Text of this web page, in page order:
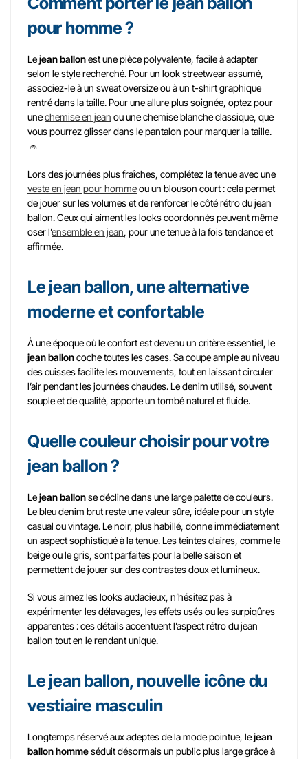
pour homme ?
Lejean ballonest une pièce polyvalente, facile à adapter
selon le style recherché. Pour un look streetwear assumé,
associez-le à un sweat oversize ou à un t-shirt graphique
rentré dans la taille. Pour une allure plus soignée, optez pour
unechemise en jean ou une chemise blanche classique, que
vous pourrez glisser dans le pantalon pour marquer la taille.
🧢
Lors des journées plus fraîches, complétez la tenue avec une
veste en jean pour hommeou un blouson court : cela permet
de jouer sur les volumes et de renforcer le côté rétro du jean
ballon. Ceux qui aiment les looks coordonnés peuvent même
oser l’ensemble en jean, pour une tenue à la fois tendance et
affirmée.
Le jean ballon, une alternative
moderne et confortable
À une époque où le confort est devenu un critère essentiel, le
jean balloncoche toutes les cases. Sa coupe ample au niveau
des cuisses facilite les mouvements, tout en laissant circuler
l’air pendant les journées chaudes. Le denim utilisé, souvent
souple et de qualité, apporte un tombé naturel et fluide.
Quelle couleur choisir pour votre
jean ballon ?
Lejean ballonse décline dans une large palette de couleurs.
Le bleu denim brut reste une valeur sûre, idéale pour un style
casual ou vintage. Le noir, plus habillé, donne immédiatement
un aspect sophistiqué à la tenue. Les teintes claires, comme le
beige ou le gris, sont parfaites pour la belle saison et
permettent de jouer sur des contrastes doux et lumineux.
Si vous aimez les looks audacieux, n’hésitez pas à
expérimenter les délavages, les effets usés ou les surpiqûres
apparentes : ces détails accentuent l’aspect rétro du jean
ballon tout en le rendant unique.
Le jean ballon, nouvelle icône du
vestiaire masculin
Longtemps réservé aux adeptes de la mode pointue, lejean
ballon hommeséduit désormais un public plus large grâce à